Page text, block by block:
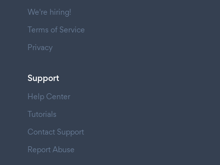
We're hiring!
Terms of Service
Privacy
Support
Help Center
Tutorials
Contact Support
Report Abuse